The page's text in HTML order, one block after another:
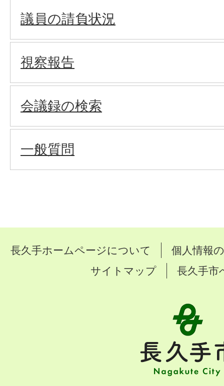
議員の請負状況
視察報告
会議録の検索
一般質問
長久手ホームページについて
個人情報
サイトマップ
長久手市
手
市